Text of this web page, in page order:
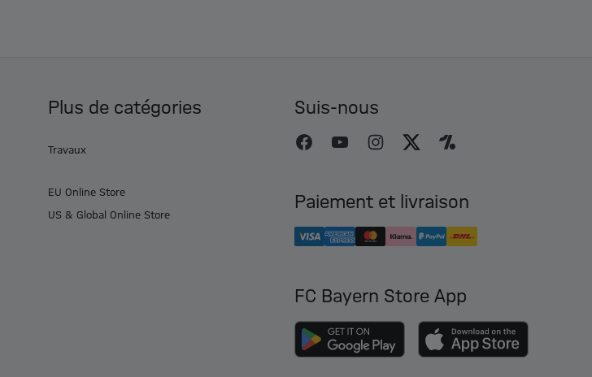
Plus de catégories
Travaux
EU Online Store
US & Global Online Store
Suis-nous
Paiement et livraison
FC Bayern Store App